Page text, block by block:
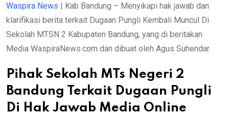
Waspira News | Kab Bandung – Menyikapi hak jawab dan
klarifikasi berita terkait Dugaan Pungli Kembali Muncul Di
Sekolah MTSN 2 Kabupaten Bandung, yang di beritakan
Media WaspiraNews.com dan dibuat oleh Agus Suhendar.
Pihak Sekolah MTs Negeri 2
Bandung Terkait Dugaan Pungli
Di Hak Jawab Media Online